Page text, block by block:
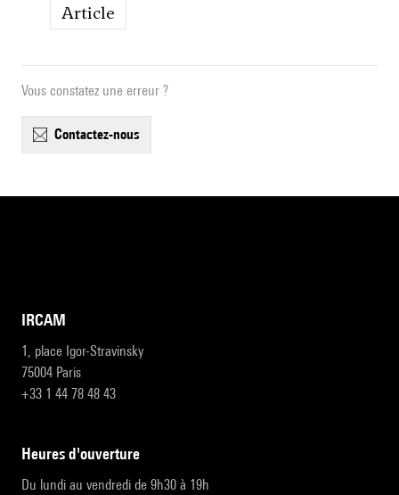
Article
Vous constatez une erreur ?
contactez-nous
IRCAM
1, place Igor-Stravinsky
75004 Paris
+33 1 44 78 48 43
heures d'ouverture
Du lundi au vendredi de 9h30 à 19h